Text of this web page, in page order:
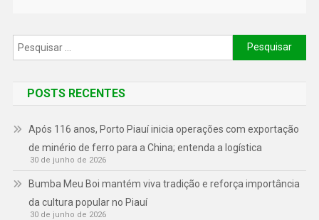
POSTS RECENTES
Após 116 anos, Porto Piauí inicia operações com exportação
de minério de ferro para a China; entenda a logística
30 de junho de 2026
Bumba Meu Boi mantém viva tradição e reforça importância
da cultura popular no Piauí
30 de junho de 2026